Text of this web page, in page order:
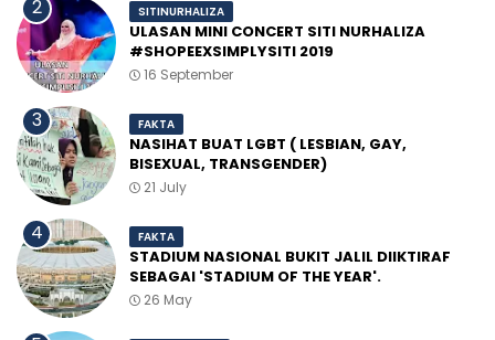
SITINURHALIZA
ULASAN MINI CONCERT SITI NURHALIZA
#SHOPEEXSIMPLYSITI 2019
16 September
FAKTA
NASIHAT BUAT LGBT ( LESBIAN, GAY,
BISEXUAL, TRANSGENDER)
21 July
FAKTA
STADIUM NASIONAL BUKIT JALIL DIIKTIRAF
SEBAGAI 'STADIUM OF THE YEAR'.
26 May